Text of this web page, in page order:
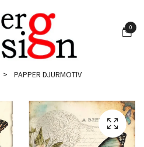
0
PAPPER DJURMOTIV